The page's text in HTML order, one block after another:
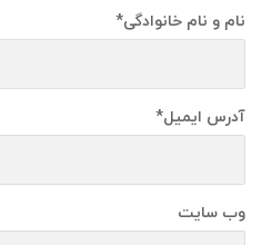
نام و نام خانوادگی*
آدرس ایمیل*
وب سایت